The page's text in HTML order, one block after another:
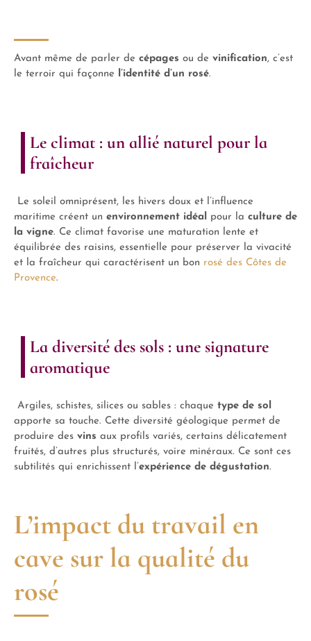
Avant même de parler de cépages ou de vinification, c’est
le terroir qui façonne l’identité d’un rosé.
Le climat : un allié naturel pour la
fraîcheur
Le soleil omniprésent, les hivers doux et l’influence
maritime créent un environnement idéal pour la culture de
la vigne. Ce climat favorise une maturation lente et
équilibrée des raisins, essentielle pour préserver la vivacité
et la fraîcheur qui caractérisent un bon rosé des Côtes de
Provence.
La diversité des sols : une signature
aromatique
Argiles, schistes, silices ou sables : chaque type de sol
apporte sa touche. Cette diversité géologique permet de
produire des vins aux profils variés, certains délicatement
fruités, d’autres plus structurés, voire minéraux. Ce sont ces
subtilités qui enrichissent l’expérience de dégustation.
L’impact du travail en
cave sur la qualité du
rosé